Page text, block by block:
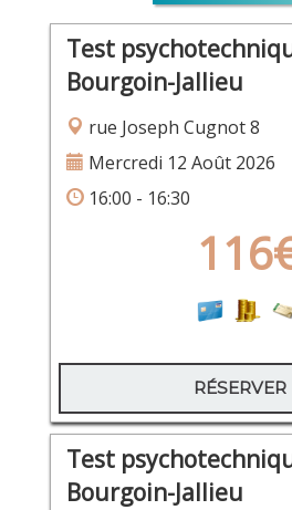
Test
Bourgoin-Jallieu
rue Joseph Cugnot 8
Mercredi 12 Août 2026
16:00 - 16:30
RÉSERVER
Test
Bourgoin-Jallieu